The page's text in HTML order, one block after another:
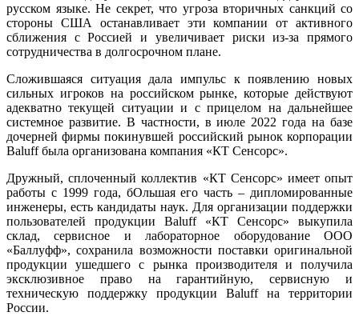
русском языке. Не секрет, что угроза вторичных санкций со
стороны США останавливает эти компании от активного
сближения с Россией и увеличивает риски из-за прямого
сотрудничества в долгосрочном плане.
Сложившаяся ситуация да­ла импульс к появлению новых
сильных игроков на российском рынке, которые действуют
адекватно текущей ситуации и с прицелом на дальнейшее
системное развитие. В частности, в июле 2022 го­да на ба­зе
дочерней фирмы покинувшей российский рынок корпорации
Ba­luff бы­ла организована компания «КТ Сенсорс».
Дружный, сплоченный коллектив «КТ Сенсорс» имеет опыт
работы с 1999 го­да, бОльшая его часть – дипломированные
инженеры, есть кандидаты наук. Для организации поддержки
пользователей продукции Ba­luff «КТ Сенсорс» выкупила
склад, сервисное и лабораторное оборудование ООО
«Баллуфф», сохранила возможности поставки оригинальной
продукции ушедшего с рынка производителя и получила
эксклюзивное право на гарантийную, сервисную и
техническую поддержку продукции Ba­luff на территории
России.